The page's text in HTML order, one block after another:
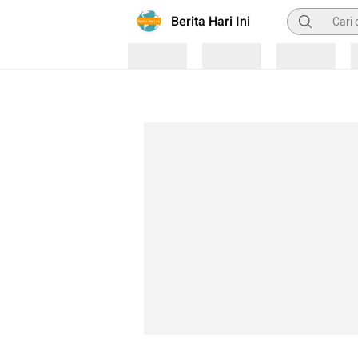
Berita Hari Ini Pencarian